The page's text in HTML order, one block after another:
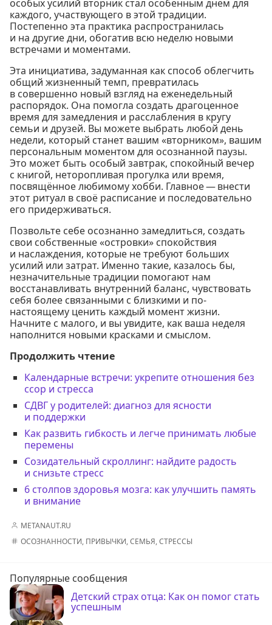
особых усилий вторник стал особенным днём для
каждого, участвующего в этой традиции.
Постепенно эта практика распространилась
и на другие дни, обогатив всю неделю новыми
встречами и моментами.
Эта инициатива, задуманная как способ облегчить
общий жизненный темп, превратилась
в совершенно новый взгляд на еженедельный
распорядок. Она помогла создать драгоценное
время для замедления и расслабления в кругу
семьи и друзей. Вы можете выбрать любой день
недели, который станет вашим «вторником», вашим
персональным моментом для осознанной паузы.
Это может быть особый завтрак, спокойный вечер
с книгой, неторопливая прогулка или время,
посвящённое любимому хобби. Главное — внести
этот ритуал в своё расписание и последовательно
его придерживаться.
Позвольте себе осознанно замедлиться, создать
свои собственные «островки» спокойствия
и наслаждения, которые не требуют больших
усилий или затрат. Именно такие, казалось бы,
незначительные традиции помогают нам
восстанавливать внутренний баланс, чувствовать
себя более связанными с близкими и по-
настоящему ценить каждый момент жизни.
Начните с малого, и вы увидите, как ваша неделя
наполнится новыми красками и смыслом.
Продолжить чтение
Календарные встречи: укрепите отношения без
ссор и стресса
СДВГ у родителей: диагноз для ясности
и поддержки
Как развить гибкость и легче принимать любые
перемены
Созидательный скроллинг: найдите радость
и снизьте стресс
6 столпов здоровья мозга: как улучшить память
и внимание
METANAUT.RU
ОСОЗНАННОСТИ, ПРИВЫЧКИ,СЕМЬЯ,СТРЕССЫ
Популярные сообщения
Детский страх отца: Как он помог стать
успешным